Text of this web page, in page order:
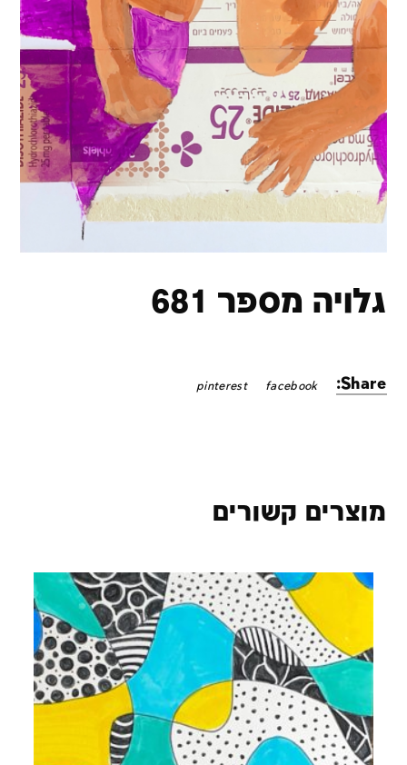
גלויה מספר 681
Share:
facebook
pinterest
מוצרים קשורים